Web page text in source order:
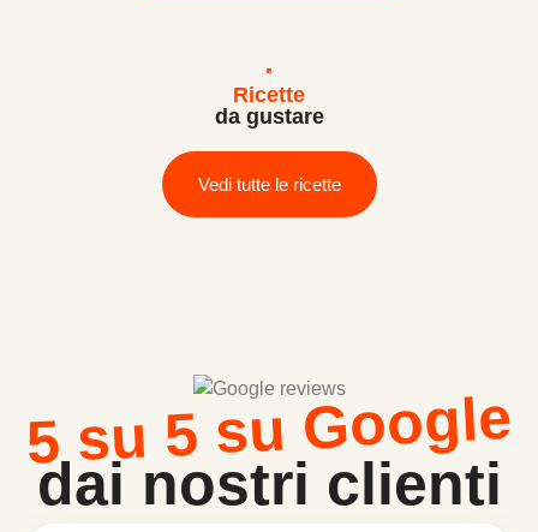
Ricette
da gustare
Vedi tutte le ricette
5 su 5 su Google
dai nostri clienti